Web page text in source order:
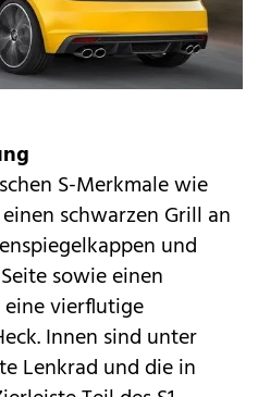
S-Merkmale wie
schwarzen Grill an
und
sowie einen
vierflutige
Innen sind unter
Lenkrad und die in